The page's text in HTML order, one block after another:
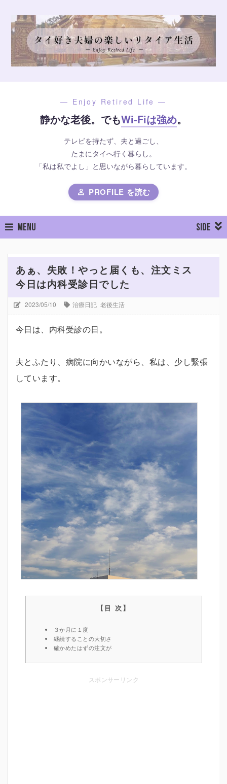
— Enjoy Retired Life —
静かな老後。でもWi-Fiは強め。
テレビを持たず、夫と過ごし、
たまにタイへ行く暮らし。
「私は私でよし」と思いながら暮らしています。
person PROFILE を読む
MENU SIDE
あぁ、失敗！やっと届くも、注文ミス
今日は内科受診日でした
2023/05/10 治療日記 老後生活
今日は、内科受診の日。
夫とふたり、病院に向かいながら、私は、少し緊張
しています。
３か月に１度
継続することの大切さ
確かめたはずの注文が
スポンサーリンク